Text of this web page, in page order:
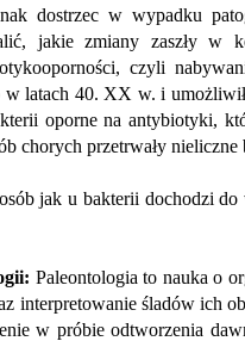
dostrzec w wypadku
jakie zmiany zaszły w
czyli
latach 40. XX w. i
oporne na antybiotyki,
chorych przetrwały
jak u bakterii dochodzi
Paleontologia to nauka o
interpretowanie śladów ich
w próbie odtworzenia